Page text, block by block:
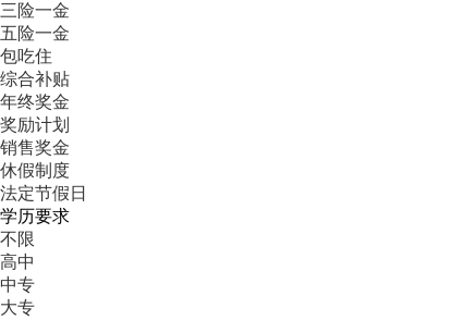
三险一金
五险一金
包吃住
综合补贴
年终奖金
奖励计划
销售奖金
休假制度
法定节假日
学历要求
不限
高中
中专
大专